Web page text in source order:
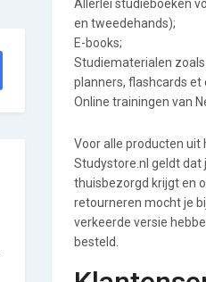
Allerlei studieboeken
en tweedehands);
E-books;
Studiematerialen
planners, flashcards et
Online trainingen van
Voor alle producten
Studystore.nl geldt dat
thuisbezorgd krijgt en
retourneren mocht je
verkeerde versie
besteld.